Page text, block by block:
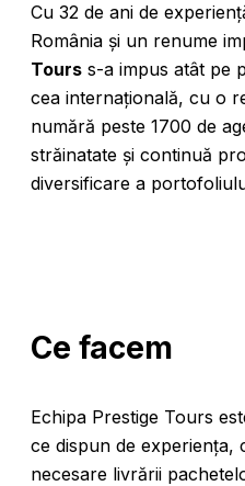
Cu 32 de ani de
România și un renume
Tours s-a impus atât pe
cea internațională, cu o
numără peste 1700 de
străinatate și continuă
diversificare a
Ce facem
Echipa Prestige Tours
ce dispun de experiența,
necesare livrării